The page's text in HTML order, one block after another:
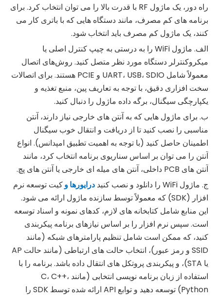
راه دور، یک ماژول RF با قدرت بالا را می توان انتخاب کرد. برای
برنامه های کم مصرف، مانند دستگاه هایی که با باتری کار می
کنند، یک ماژول کم مصرف باید انتخاب شود.
الف. ماژول WiFi را به درستی به چیپ کنترل اصلی یا
میکروکنترلر دستگاه مورد نظر متصل کنید. روش‌های اتصال
معمولاً شامل UART، USB، SDIO و PCIE هستند. برای اتصالات
سخت افزاری دقیق، با توجه به تعاریف پین، منبع تغذیه و
یکپارچگی سیگنال، برگه داده ماژول را دنبال کنید.
ب. برای ماژول هایی که به آنتن های خارجی نیاز دارند، آنتن
مناسبی را نصب کنید تا از دریافت و انتقال خوب سیگنال
اطمینان حاصل کنید (با توجه به اهمیت تطبیق امپدانس). انواع
آنتن را می توان بر اساس سناریوی برنامه انتخاب کرد، مانند
آنتن های PCB داخلی، آنتن های میله ای خارجی یا آنتن های پچ.
ج. ماژول WiFi را دانلود و نصب کنید
درایورها وکیت توسعه نرم
افزار (SDK) که معمولاً توسط سازنده ماژول ارائه می شود.
این منابع شامل کتابخانه های لازم، کدهای نمونه و اسناد توسعه
است. سپس نرم افزار را بر اساس نیازهای برنامه پیکربندی
کنید، که ممکن است شامل تنظیم پارامترهای شبکه (مانند
SSID و رمز عبور)، انتخاب حالت های ارتباطی (مانند حالت AP
یا STA)، و پیکربندی پروتکل های انتقال داده باشد. برنامه را با
استفاده از زبان برنامه نویسی انتخابی (مانند C، C++،
Python) توسعه دهید و توابع API ارائه شده توسط SDK را